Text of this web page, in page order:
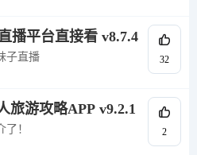
播平台直接看 v8.7.4
子直播 32
旅游攻略APP v9.2.1
！ 2